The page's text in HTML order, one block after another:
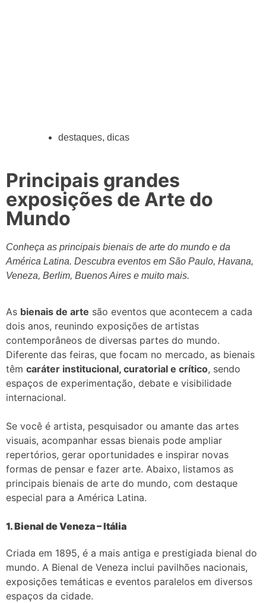
destaques, dicas
Principais grandes
exposições de Arte do
Mundo
Conheça as principais bienais de arte do mundo e da
América Latina. Descubra eventos em São Paulo, Havana,
Veneza, Berlim, Buenos Aires e muito mais.
As bienais de arte são eventos que acontecem a cada
dois anos, reunindo exposições de artistas
contemporâneos de diversas partes do mundo.
Diferente das feiras, que focam no mercado, as bienais
têm caráter institucional, curatorial e crítico, sendo
espaços de experimentação, debate e visibilidade
internacional.
Se você é artista, pesquisador ou amante das artes
visuais, acompanhar essas bienais pode ampliar
repertórios, gerar oportunidades e inspirar novas
formas de pensar e fazer arte. Abaixo, listamos as
principais bienais de arte do mundo, com destaque
especial para a América Latina.
1. Bienal de Veneza – Itália
Criada em 1895, é a mais antiga e prestigiada bienal do
mundo. A Bienal de Veneza inclui pavilhões nacionais,
exposições temáticas e eventos paralelos em diversos
espaços da cidade.